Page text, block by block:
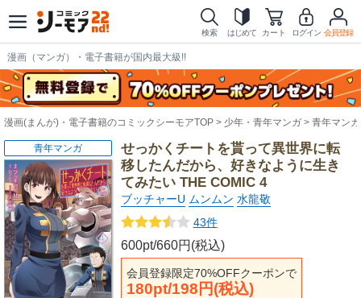
検索 はじめて カート ログイン 会員登録
漫画（マンガ）・電子書籍が国内最大級!!
漫画(まんが)・電子書籍のコミックシーモアTOP 少年・青年マンガ 青年マンガ
せっかくチートを貰って異世界に転
移したんだから、好きなように生き
てみたい THE COMIC 4
ブッチャーU ムンムン 水龍敬
43件
600pt/660円(税込)
会員登録限定70%OFFクーポンで
180pt/198円(税込)
青年マンガ